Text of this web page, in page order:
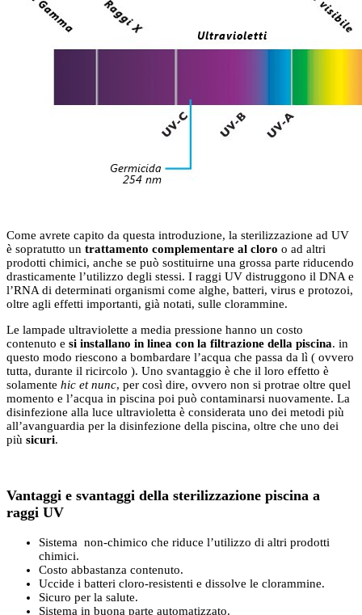
Come avrete capito da questa introduzione, la sterilizzazione ad UV
è sopratutto un trattamento complementare al cloro o ad altri
prodotti chimici, anche se può sostituirne una grossa parte riducendo
drasticamente l’utilizzo degli stessi. I raggi UV distruggono il DNA e
l’RNA di determinati organismi come alghe, batteri, virus e protozoi,
oltre agli effetti importanti, già notati, sulle clorammine.
Le lampade ultraviolette a media pressione hanno un costo
contenuto e si installano in linea con la filtrazione della piscina. in
questo modo riescono a bombardare l’acqua che passa da lì ( ovvero
tutta, durante il ricircolo ). Uno svantaggio è che il loro effetto è
solamente hic et nunc, per così dire, ovvero non si protrae oltre quel
momento e l’acqua in piscina poi può contaminarsi nuovamente. La
disinfezione alla luce ultravioletta è considerata uno dei metodi più
all’avanguardia per la disinfezione della piscina, oltre che uno dei
più sicuri.
Vantaggi e svantaggi della sterilizzazione piscina a
raggi UV
Sistema non-chimico che riduce l’utilizzo di altri prodotti
chimici.
Costo abbastanza contenuto.
Uccide i batteri cloro-resistenti e dissolve le clorammine.
Sicuro per la salute.
Sistema in buona parte automatizzato.